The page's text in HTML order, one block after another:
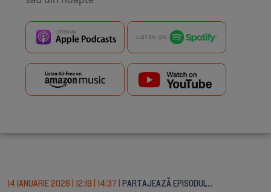
14 IANUARIE 2026 12:19 14:37 PARTAJEAZĂ EPISODUL…